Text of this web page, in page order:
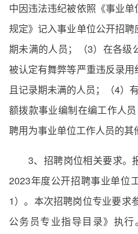
中因违法违纪被依照《事业
规定》记入事业单位公开招
期未满的人员；（3）在各级
被认定有舞弊等严重违反录
且记录期未满的人员；（4）
额拨款事业编制在编工作人
聘用为事业单位工作人员的其
3、招聘岗位相关要求。
2023年度公开招聘事业单位
1）。本次招聘岗位专业要求
公务员专业指导目录》执